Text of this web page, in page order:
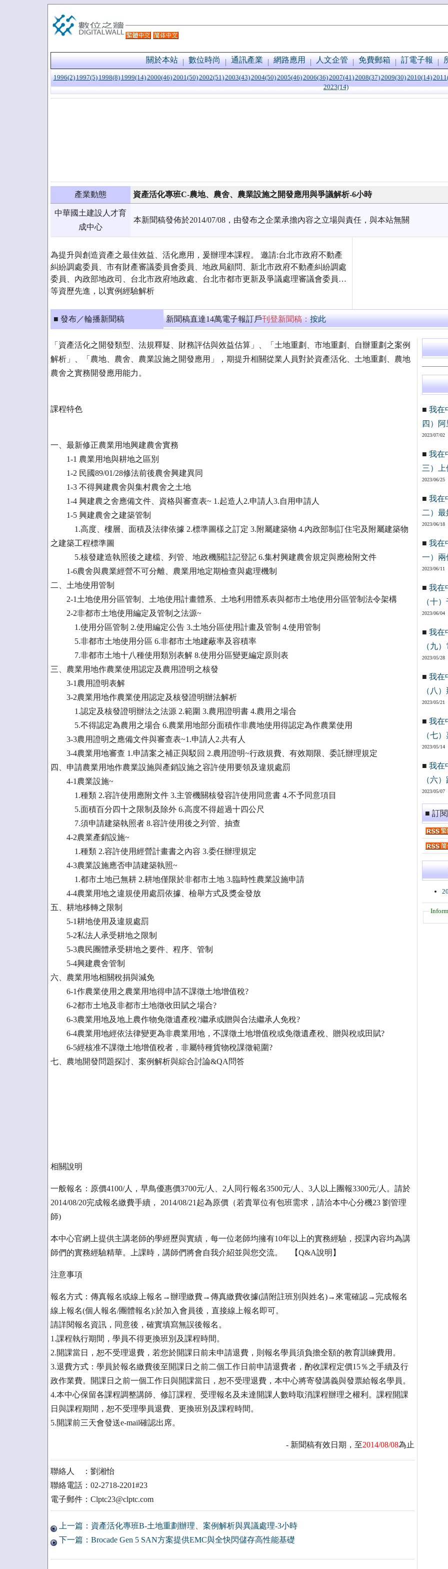
關於本站 數位時尚 通訊產業 網路應用 人文企管 免費郵箱 訂電子報
1996(2) 1997(5) 1998(8) 1999(14)2000(46)2001(50)2002(51)2003(43)2004(50)2005(46)2006(36)2007(41)2008(37)2009(30)2010(14)
2023(14)
產業動態 資產活化專班C-農地、農舍、農業設施之開發應用與爭議解析-6小時
中華國土建設人才育
成中心
本新聞稿發佈於2014/07/08，由發布之企業承擔內容之立場與責任，與本站無關
為提升與創造資產之最佳效益、活化應用，爰辦理本課程。 邀請:台北市政府不動產
糾紛調處委員、市有財產審議委員會委員、地政局顧問、新北市政府不動產糾紛調處
委員、內政部地政司、台北市政府地政處、台北市都市更新及爭議處理審議會委員…
等資歷先進，以實例經驗解析
■ 發布／輪播新聞稿 新聞稿直達14萬電子報訂戶刊登新聞稿：按此
「資產活化之開發類型、法規釋疑、財務評估與效益估算」、「土地重劃、市地重劃、自辦重劃之案例
解析」、「農地、農舍、農業設施之開發應用」，期提升相關從業人員對於資產活化、土地重劃、農地
農舍之實務開發應用能力。
課程特色
一、最新修正農業用地興建農舍實務
1-1 農業用地與耕地之區別
1-2 民國89/01/28修法前後農舍興建異同
1-3 不得興建農舍與集村農舍之土地
1-4 興建農之舍應備文件、資格與審查表~ 1.起造人2.申請人3.自用申請人
1-5 興建農舍之建築管制
1.高度、樓層、面積及法律依據 2.標準圖樣之訂定 3.附屬建築物 4.內政部制訂住宅及附屬建築物
之建築工程標準圖
5.核發建造執照後之建檔、列管、地政機關註記登記 6.集村興建農舍規定與應檢附文件
1-6農舍與農業經營不可分離、農業用地定期檢查與處理機制
二、土地使用管制
2-1土地使用分區管制、土地使用計畫體系、土地利用體系表與都市土地使用分區管制法令架構
2-2非都市土地使用編定及管制之法源~
1.使用分區管制 2.使用編定公告 3.土地分區使用計畫及管制 4.使用管制
5.非都市土地使用分區 6.非都市土地建蔽率及容積率
7.非都市土地十八種使用類別表解 8.使用分區變更編定原則表
三、農業用地作農業使用認定及農用證明之核發
3-1農用證明表解
3-2農業用地作農業使用認定及核發證明辦法解析
1.認定及核發證明辦法之法源 2.範圍 3.農用證明書 4.農用之場合
5.不得認定為農用之場合 6.農業用地部分面積作非農地使用得認定為作農業使用
3-3農用證明之應備文件與審查表~1.申請人2.共有人
3-4農業用地審查 1.申請案之補正與駁回 2.農用證明~行政規費、有效期限、委託辦理規定
四、申請農業用地作農業設施與產銷設施之容許使用要領及違規處罰
4-1農業設施~
1.種類 2.容許使用應附文件 3.主管機關核發容許使用同意書 4.不予同意項目
5.面積百分四十之限制及除外 6.高度不得超過十四公尺
7.須申請建築執照者 8.容許使用後之列管、抽查
4-2農業產銷設施~
1.種類 2.容許使用經營計畫書之內容 3.委任辦理規定
4-3農業設施應否申請建築執照~
1.都市土地已無耕 2.耕地僅限於非都市土地 3.臨時性農業設施申請
4-4農業用地之違規使用處罰依據、檢舉方式及獎金發放
五、耕地移轉之限制
5-1耕地使用及違規處罰
5-2私法人承受耕地之限制
5-3農民團體承受耕地之要件、程序、管制
5-4興建農舍管制
六、農業用地相關稅捐與減免
6-1作農業使用之農業用地得申請不課徵土地增值稅?
6-2都市土地及非都市土地徵收田賦之場合?
6-3農業用地及地上農作物免徵遺產稅?繼承或贈與合法繼承人免稅?
6-4農業用地經依法律變更為非農業用地，不課徵土地增值稅或免徵遺產稅、贈與稅或田賦?
6-5經核准不課徵土地增值稅者，非屬特種貨物稅課徵範圍?
七、農地開發問題探討、案例解析與綜合討論&QA問答
相關說明
一般報名：原價4100/人，早鳥優惠價3700元/人、2人同行報名3500元/人、3人以上團報3300元/人。請於
2014/08/20完成報名繳費手續， 2014/08/21起為原價（若貴單位有包班需求，請洽本中心分機23 劉管理
師)
本中心官網上提供主講老師的學經歷與實績，每一位老師均擁有10年以上的實務經驗，授課內容均為講
師們的實務經驗精華。上課時，講師們將會自我介紹並與您交流。 【Q&A說明】
注意事項
報名方式：傳真報名或線上報名→辦理繳費→傳真繳費收據(請附註班別與姓名)→來電確認→完成報名
線上報名(個人報名/團體報名):於加入會員後，直接線上報名即可。
請詳閱報名資訊，同意後，確實填寫無誤後報名。
1.課程執行期間，學員不得更換班別及課程時間。
2.開課當日，恕不受理退費，若您於開課日前未申請退費，則報名學員須負擔全額的教育訓練費用。
3.退費方式：學員於報名繳費後至開課日之前二個工作日前申請退費者，酌收課程定價15％之手續及行
政作業費。開課日之前一個工作日與開課當日，恕不受理退費，本中心將寄發講義與發票給報名學員。
4.本中心保留各課程調整講師、修訂課程、受理報名及未達開課人數時取消課程辦理之權利。課程開課
日與課程期間，恕不受理學員退費、更換班別及課程時間。
5.開課前三天會發送e-mail確認出席。
- 新聞稿有效日期，至2014/08/08為止
聯絡人 ：劉湘怡
聯絡電話：02-2718-2201#23
電子郵件：Clptc23@clptc.com
上一篇：資產活化專班B-土地重劃辦理、案例解析與異議處理-3小時
下一篇：Brocade Gen 5 SAN方案提供EMC與全快閃儲存高性能基礎
■ 我在
四）
2023/07/02
■ 我在
三）上
2023/06/25
■ 我在
二）
2023/06/18
■ 我在
一）兩
2023/06/11
■ 我在
（十
2023/06/04
■ 我在
（九
2023/05/28
■ 我在
（八
2023/05/21
■ 我在
（七
2023/05/14
■ 我在
（六
2023/05/07
■ 訂